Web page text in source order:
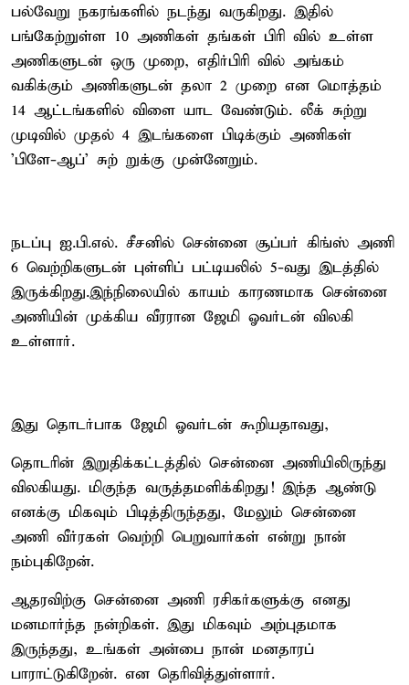
பல்வேறு நகரங்களில் நடந்து வருகிறது. இதில்
பங்கேற்றுள்ள 10 அணிகள் தங்கள் பிரி வில் உள்ள
அணிகளுடன் ஒரு முறை, எதிர்பிரி வில் அங்கம்
வகிக்கும் அணிகளுடன் தலா 2 முறை என மொத்தம்
14 ஆட்டங்களில் விளை யாட வேண்டும். லீக் சுற்று
முடிவில் முதல் 4 இடங்களை பிடிக்கும் அணிகள்
'பிளே-ஆப்' சுற் றுக்கு முன்னேறும்.
நடப்பு ஐ.பி.எல். சீசனில் சென்னை சூப்பர் கிங்ஸ் அணி
6 வெற்றிகளுடன் புள்ளிப் பட்டியலில் 5-வது இடத்தில்
இருக்கிறது.இந்நிலையில் காயம் காரணமாக சென்னை
அணியின் முக்கிய வீரரான ஜேமி ஓவர்டன் விலகி
உள்ளார்.
இது தொடர்பாக ஜேமி ஓவர்டன் கூறியதாவது,
தொடரின் இறுதிக்கட்டத்தில் சென்னை அணியிலிருந்து
விலகியது. மிகுந்த வருத்தமளிக்கிறது! இந்த ஆண்டு
எனக்கு மிகவும் பிடித்திருந்தது, மேலும் சென்னை
அணி வீர்ரகள் வெற்றி பெறுவார்கள் என்று நான்
நம்புகிறேன்.
ஆதரவிற்கு சென்னை அணி ரசிகர்களுக்கு எனது
மனமார்ந்த நன்றிகள். இது மிகவும் அற்புதமாக
இருந்தது, உங்கள் அன்பை நான் மனதாரப்
பாராட்டுகிறேன். என தெரிவித்துள்ளார்.